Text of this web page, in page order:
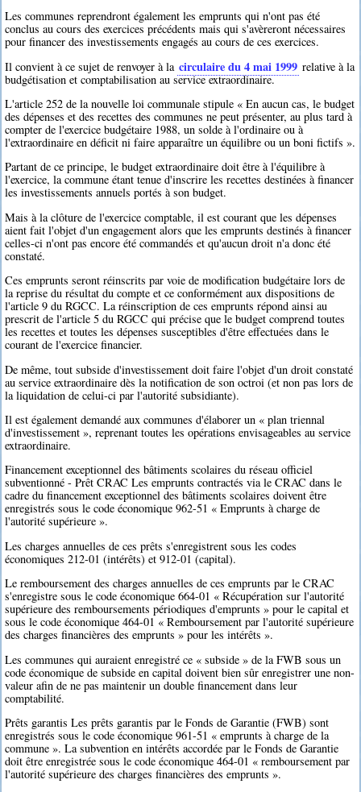
Les communes reprendront également les emprunts qui n'ont pas été
conclus au cours des exercices précédents mais qui s'avèreront nécessaires
pour financer des investissements engagés au cours de ces exercices.
Il convient à ce sujet de renvoyer à la circulaire du 4 mai 1999 relative à la
budgétisation et comptabilisation au service extraordinaire.
L'article 252 de la nouvelle loi communale stipule « En aucun cas, le budget
des dépenses et des recettes des communes ne peut présenter, au plus tard à
compter de l'exercice budgétaire 1988, un solde à l'ordinaire ou à
l'extraordinaire en déficit ni faire apparaître un équilibre ou un boni fictifs ».
Partant de ce principe, le budget extraordinaire doit être à l'équilibre à
l'exercice, la commune étant tenue d'inscrire les recettes destinées à financer
les investissements annuels portés à son budget.
Mais à la clôture de l'exercice comptable, il est courant que les dépenses
aient fait l'objet d'un engagement alors que les emprunts destinés à financer
celles-ci n'ont pas encore été commandés et qu'aucun droit n'a donc été
constaté.
Ces emprunts seront réinscrits par voie de modification budgétaire lors de
la reprise du résultat du compte et ce conformément aux dispositions de
l'article 9 du RGCC. La réinscription de ces emprunts répond ainsi au
prescrit de l'article 5 du RGCC qui précise que le budget comprend toutes
les recettes et toutes les dépenses susceptibles d'être effectuées dans le
courant de l'exercice financier.
De même, tout subside d'investissement doit faire l'objet d'un droit constaté
au service extraordinaire dès la notification de son octroi (et non pas lors de
la liquidation de celui-ci par l'autorité subsidiante).
Il est également demandé aux communes d'élaborer un « plan triennal
d'investissement », reprenant toutes les opérations envisageables au service
extraordinaire.
Financement exceptionnel des bâtiments scolaires du réseau officiel
subventionné - Prêt CRAC Les emprunts contractés via le CRAC dans le
cadre du financement exceptionnel des bâtiments scolaires doivent être
enregistrés sous le code économique 962-51 « Emprunts à charge de
l'autorité supérieure ».
Les charges annuelles de ces prêts s'enregistrent sous les codes
économiques 212-01 (intérêts) et 912-01 (capital).
Le remboursement des charges annuelles de ces emprunts par le CRAC
s'enregistre sous le code économique 664-01 « Récupération sur l'autorité
supérieure des remboursements périodiques d'emprunts » pour le capital et
sous le code économique 464-01 « Remboursement par l'autorité supérieure
des charges financières des emprunts » pour les intérêts ».
Les communes qui auraient enregistré ce « subside » de la FWB sous un
code économique de subside en capital doivent bien sûr enregistrer une non-
valeur afin de ne pas maintenir un double financement dans leur
comptabilité.
Prêts garantis Les prêts garantis par le Fonds de Garantie (FWB) sont
enregistrés sous le code économique 961-51 « emprunts à charge de la
commune ». La subvention en intérêts accordée par le Fonds de Garantie
doit être enregistrée sous le code économique 464-01 « remboursement par
l'autorité supérieure des charges financières des emprunts ».